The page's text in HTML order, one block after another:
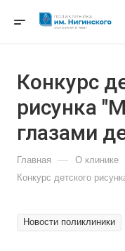
Конкурс
рисунка
глазами
Главная — О клинике
Конкурс детского
Новости поликлиники